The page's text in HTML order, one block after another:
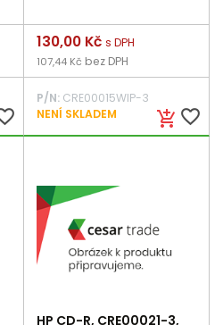
add_shopping_cart favorite_border
Cena
130,00 Kč s DPH
107,44 Kč bez DPH
P/N:CRE00015WIP-3
NENÍ SKLADEM
HP CD-R, CRE00021-3,